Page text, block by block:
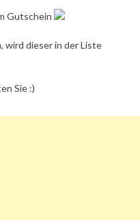
Gutschein
wird dieser in der Liste
Sie :)